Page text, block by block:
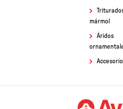
mármol
Áridos